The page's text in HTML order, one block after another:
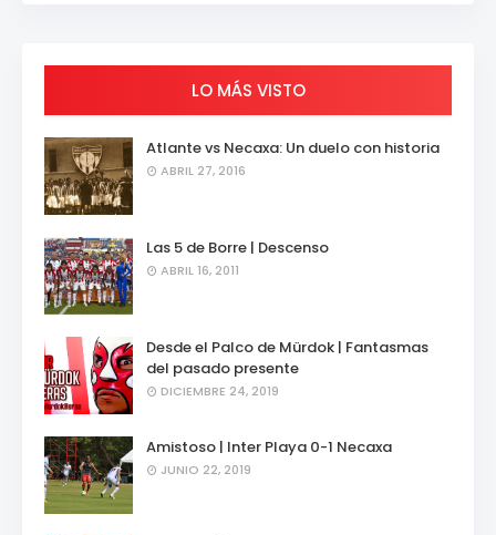
LO MÁS VISTO
Atlante vs Necaxa: Un duelo con historia
ABRIL 27, 2016
Las 5 de Borre | Descenso
ABRIL 16, 2011
Desde el Palco de Mürdok | Fantasmas
del pasado presente
DICIEMBRE 24, 2019
Amistoso | Inter Playa 0-1 Necaxa
JUNIO 22, 2019